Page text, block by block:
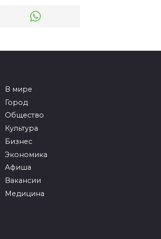
В мире
Город
Общество
Культура
Бизнес
Экономика
Афиша
Вакансии
Медицина